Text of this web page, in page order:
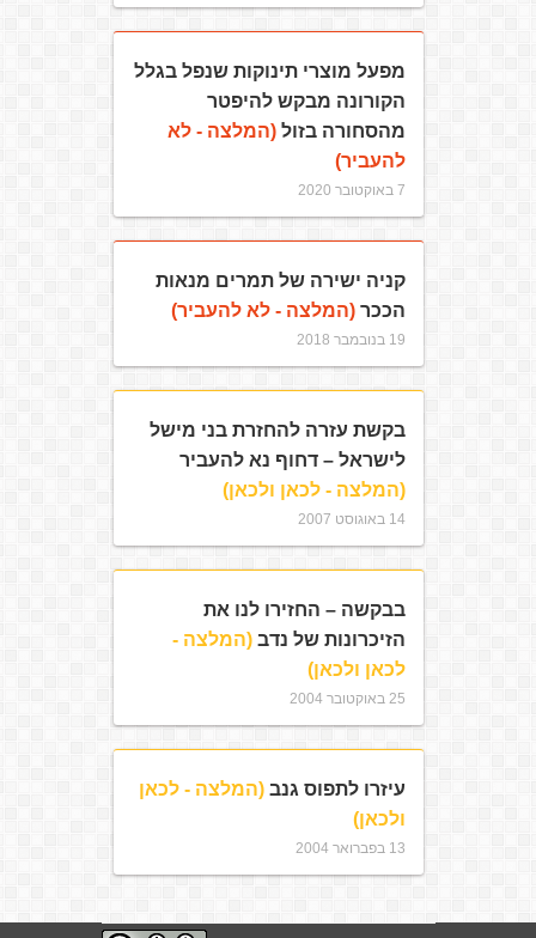
מפעל מוצרי תינוקות שנפל בגלל
הקורונה מבקש להיפטר
מהסחורה בזול(המלצה - לא
להעביר)
7 באוקטובר 2020
קניה ישירה של תמרים מנאות
הככר(המלצה - לא להעביר)
19 בנובמבר 2018
בקשת עזרה להחזרת בני מישל
לישראל – דחוף נא להעביר
(המלצה - לכאן ולכאן)
14 באוגוסט 2007
בבקשה – החזירו לנו את
הזיכרונות של נדב(המלצה -
לכאן ולכאן)
25 באוקטובר 2004
עיזרו לתפוס גנב(המלצה - לכאן
ולכאן)
13 בפברואר 2004